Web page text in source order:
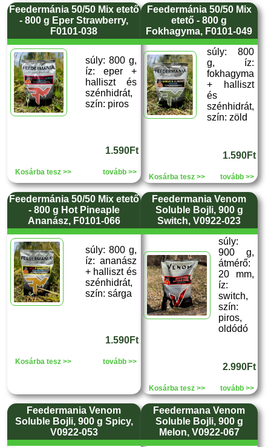
Feedermánia 50/50 Mix etető
- 800 g Eper Strawberry,
F0101-038
súly: 800 g,
íz: eper +
halliszt és
szénhidrát,
szín: piros
1.590Ft
Kosárba tesz >> tovább >>
Feedermánia 50/50 Mix
etető - 800 g
Fokhagyma, F0101-049
súly: 800
g, íz:
fokhagyma
+ halliszt
és
szénhidrát,
szín: zöld
1.590Ft
Kosárba tesz >> tovább >>
Feedermánia 50/50 Mix etető
- 800 g Hot Pineaple
Ananász, F0101-066
súly: 800 g,
íz: ananász
+ halliszt és
szénhidrát,
szín: sárga
1.590Ft
Kosárba tesz >> tovább >>
Feedermania Venom
Soluble Bojli, 900 g
Switch, V0922-023
súly:
900 g,
átmérő:
20 mm,
íz:
switch,
szín:
piros,
oldódó
2.990Ft
Kosárba tesz >> tovább >>
Feedermania Venom
Soluble Bojli, 900 g Spicy,
V0922-053
Feedermana Venom
Soluble Bojli, 900 g
Melon, V0922-067